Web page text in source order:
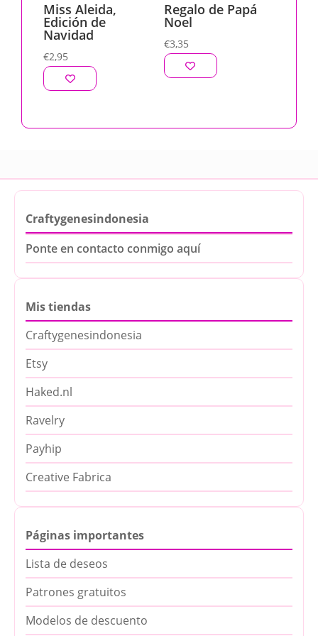
Miss Aleida,
Edición de
Navidad
€2,95
Regalo de Papá
Noel
€3,35
Craftygenesindonesia
Ponte en contacto conmigo aquí
Mis tiendas
Craftygenesindonesia
Etsy
Haked.nl
Ravelry
Payhip
Creative Fabrica
Páginas importantes
Lista de deseos
Patrones gratuitos
Modelos de descuento